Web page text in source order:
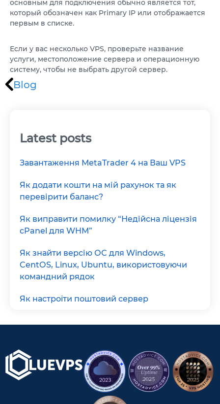
VPS ОАЭ
VPS ФРАНЦИЯ
VPS БОЛГАРИЯ
VPS КАНАДА
основным для подключения обычно является тот,
который обозначен как Primary IP или отображается
первым в списке.
Если у вас несколько VPS, проверьте название
услуги, местоположение сервера и операционную
систему, чтобы не выбрать другой сервер.
Blog
Latest posts
Завантаження MetaTrader 4 на Ваш VPS
Як додати кошти на мій рахунок та як
перевірити баланс?
Як виправити помилку “Недійсна ліцензія
cPanel для WHM”
Як знайти версію ОС для Windows,
CentOS, Linux, Ubuntu, використовуючи
командний рядок
Як настроїти поштовий сервер